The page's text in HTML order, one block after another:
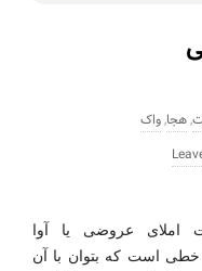
,هجا,واک
املای عروضی یا آوا
است که بتوان با آن